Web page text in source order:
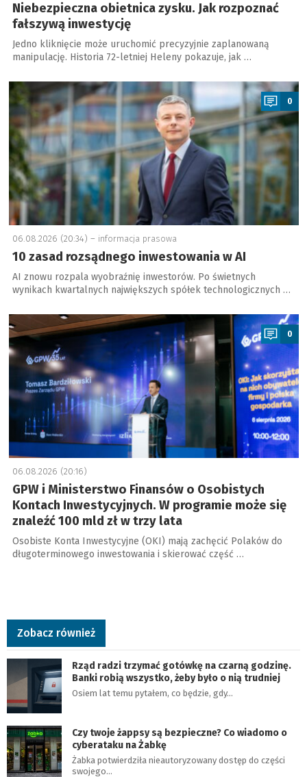
Niebezpieczna obietnica zysku. Jak rozpoznać
fałszywą inwestycję
Jedno kliknięcie może uruchomić precyzyjnie zaplanowaną
manipulację. Historia 72-letniej Heleny pokazuje, jak …
a
0
06.08.2026 (20:34) – informacja prasowa
10 zasad rozsądnego inwestowania w AI
AI znowu rozpala wyobraźnię inwestorów. Po świetnych
wynikach kwartalnych największych spółek technologicznych …
a
0
06.08.2026 (20:16)
GPW i Ministerstwo Finansów o Osobistych
Kontach Inwestycyjnych. W programie może się
znaleźć 100 mld zł w trzy lata
Osobiste Konta Inwestycyjne (OKI) mają zachęcić Polaków do
długoterminowego inwestowania i skierować część …
Zobacz również
Rząd radzi trzymać gotówkę na czarną godzinę.
Banki robią wszystko, żeby było o nią trudniej
Osiem lat temu pytałem, co będzie, gdy…
Czy twoje żappsy są bezpieczne? Co wiadomo o
cyberataku na Żabkę
Żabka potwierdziła nieautoryzowany dostęp do części
swojego…